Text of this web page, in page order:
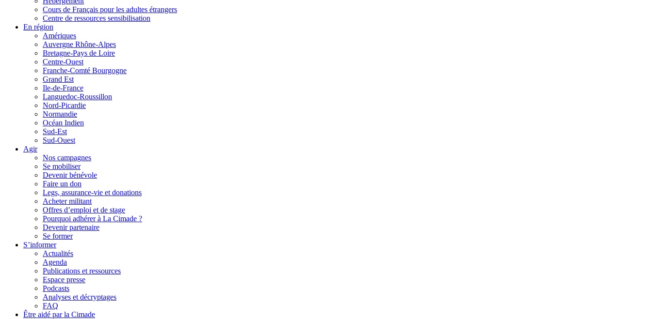
Cours de Français pour les adultes étrangers
Centre de ressources sensibilisation
En région
Amériques
Auvergne Rhône-Alpes
Bretagne-Pays de Loire
Centre-Ouest
Franche-Comté Bourgogne
Grand Est
Ile-de-France
Languedoc-Roussillon
Nord-Picardie
Normandie
Océan Indien
Sud-Est
Sud-Ouest
Agir
Nos campagnes
Se mobiliser
Devenir bénévole
Faire un don
Legs, assurance-vie et donations
Acheter militant
Offres d’emploi et de stage
Pourquoi adhérer à La Cimade ?
Devenir partenaire
Se former
S’informer
Actualités
Agenda
Publications et ressources
Espace presse
Podcasts
Analyses et décryptages
FAQ
Être aidé par la Cimade